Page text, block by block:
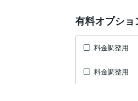
有料オプショ
料金調整用
料金調整用